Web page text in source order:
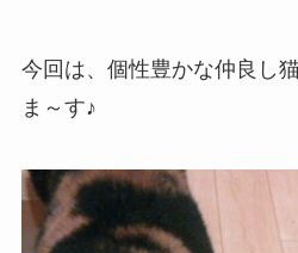
今回は、個性豊かな仲良し
ま～す♪